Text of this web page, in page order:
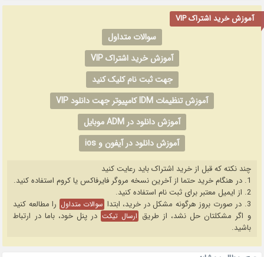
آموزش خرید اشتراک VIP
سوالات متداول
آموزش خرید اشتراک VIP
جهت ثبت نام کلیک کنید
آموزش تنظیمات IDM کامپیوتر جهت دانلود VIP
آموزش دانلود در ADM موبایل
آموزش دانلود در آیفون و ios
چند نکته که قبل از خرید اشتراک باید رعایت کنید
1. در هنگام خرید حتما از آخرین نسخه مروگر فایرفاکس یا کروم استفاده کنید.
2. از ایمیل معتبر برای ثبت نام استفاده کنید.
3. در صورت بروز هرگونه مشکل در خرید، ابتدا
سوالات متداول را مطالعه کنید
و اگر مشکلتان حل نشد، از طریق ارسال تیکت در پنل خود، باما در ارتباط
باشید.